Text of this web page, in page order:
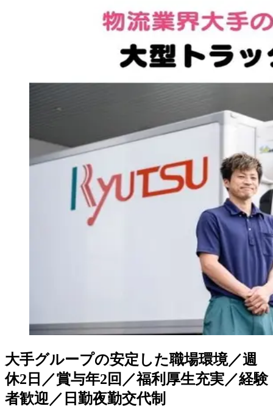
大手グループの安定した職場環境／週
休2日／賞与年2回／福利厚生充実／経験
者歓迎／日勤夜勤交代制